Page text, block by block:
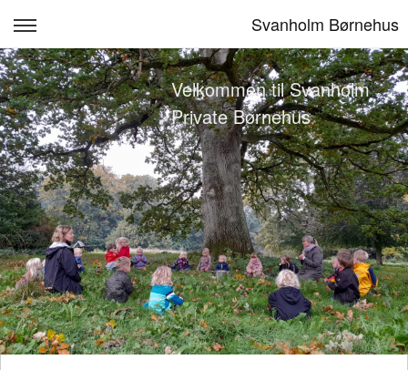
Svanholm Børnehus
Forside
Praktisk info
aktiviteter og årshjul
læreplan
Kontakt
Personale
Log ind
Velkommen til Svanholm
Private Børnehus